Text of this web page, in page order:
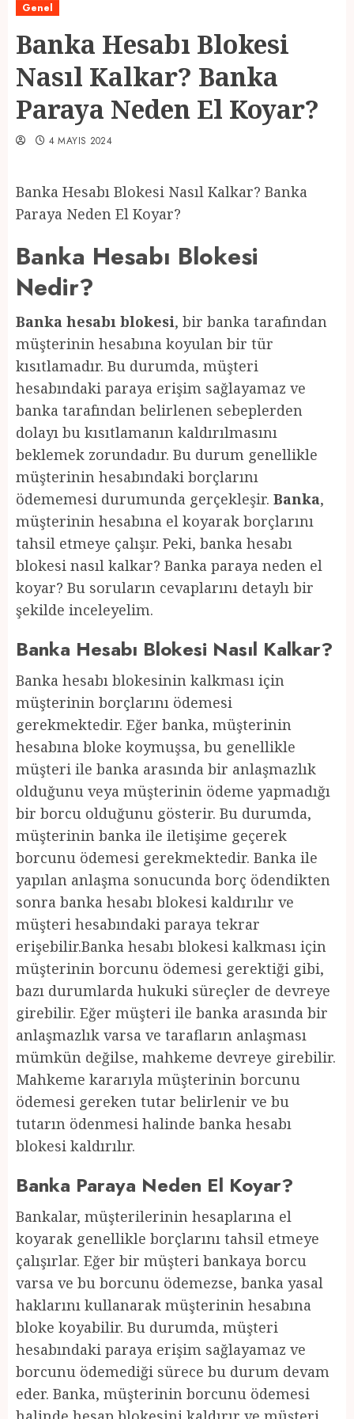
Genel
Banka Hesabı Blokesi
Nasıl Kalkar? Banka
Paraya Neden El Koyar?
4 MAYIS 2024
Banka Hesabı Blokesi Nasıl Kalkar? Banka
Paraya Neden El Koyar?
Banka Hesabı Blokesi
Nedir?
Banka hesabı blokesi, bir banka tarafından
müşterinin hesabına koyulan bir tür
kısıtlamadır. Bu durumda, müşteri
hesabındaki paraya erişim sağlayamaz ve
banka tarafından belirlenen sebeplerden
dolayı bu kısıtlamanın kaldırılmasını
beklemek zorundadır. Bu durum genellikle
müşterinin hesabındaki borçlarını
ödememesi durumunda gerçekleşir. Banka,
müşterinin hesabına el koyarak borçlarını
tahsil etmeye çalışır. Peki, banka hesabı
blokesi nasıl kalkar? Banka paraya neden el
koyar? Bu soruların cevaplarını detaylı bir
şekilde inceleyelim.
Banka Hesabı Blokesi Nasıl Kalkar?
Banka hesabı blokesinin kalkması için
müşterinin borçlarını ödemesi
gerekmektedir. Eğer banka, müşterinin
hesabına bloke koymuşsa, bu genellikle
müşteri ile banka arasında bir anlaşmazlık
olduğunu veya müşterinin ödeme yapmadığı
bir borcu olduğunu gösterir. Bu durumda,
müşterinin banka ile iletişime geçerek
borcunu ödemesi gerekmektedir. Banka ile
yapılan anlaşma sonucunda borç ödendikten
sonra banka hesabı blokesi kaldırılır ve
müşteri hesabındaki paraya tekrar
erişebilir.Banka hesabı blokesi kalkması için
müşterinin borcunu ödemesi gerektiği gibi,
bazı durumlarda hukuki süreçler de devreye
girebilir. Eğer müşteri ile banka arasında bir
anlaşmazlık varsa ve tarafların anlaşması
mümkün değilse, mahkeme devreye girebilir.
Mahkeme kararıyla müşterinin borcunu
ödemesi gereken tutar belirlenir ve bu
tutarın ödenmesi halinde banka hesabı
blokesi kaldırılır.
Banka Paraya Neden El Koyar?
Bankalar, müşterilerinin hesaplarına el
koyarak genellikle borçlarını tahsil etmeye
çalışırlar. Eğer bir müşteri bankaya borcu
varsa ve bu borcunu ödemezse, banka yasal
haklarını kullanarak müşterinin hesabına
bloke koyabilir. Bu durumda, müşteri
hesabındaki paraya erişim sağlayamaz ve
borcunu ödemediği sürece bu durum devam
eder. Banka, müşterinin borcunu ödemesi